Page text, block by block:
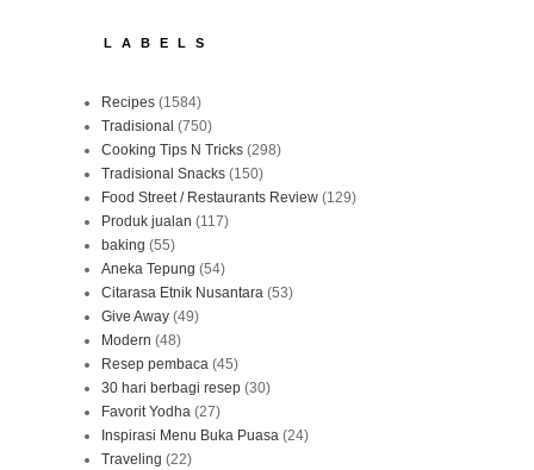
LABELS
Recipes (1584)
Tradisional (750)
Cooking Tips N Tricks (298)
Tradisional Snacks (150)
Food Street / Restaurants Review (129)
Produk jualan (117)
baking (55)
Aneka Tepung (54)
Citarasa Etnik Nusantara (53)
Give Away (49)
Modern (48)
Resep pembaca (45)
30 hari berbagi resep (30)
Favorit Yodha (27)
Inspirasi Menu Buka Puasa (24)
Traveling (22)